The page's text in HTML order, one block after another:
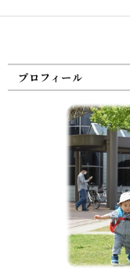
プロフィール